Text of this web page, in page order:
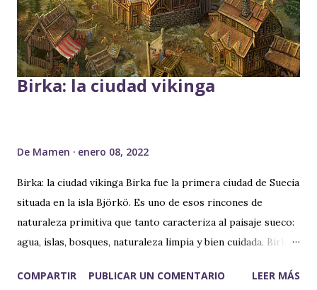
al comercio del bacalao seco. Durante el siglo XIII, fue
considerada como capital de Noruega. Per...
Birka: la ciudad vikinga
De Mamen enero 08, 2022
Birka: la ciudad vikinga Birka fue la primera ciudad de Suecia
situada en la isla Björkö. Es uno de esos rincones de
naturaleza primitiva que tanto caracteriza al paisaje sueco:
agua, islas, bosques, naturaleza limpia y bien cuidada. Birka
Fundada en el siglo VIII, se convierte en poco tiempo en un
COMPARTIR PUBLICAR UN COMENTARIO LEER MÁS